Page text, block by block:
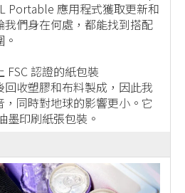
Portable 應用程式獲取更新和
們身在何處，都能找到搭配
FSC 認證的紙包裝
收塑膠和布料製成，因此我
同時對地球的影響更小。它
墨印刷紙張包裝。